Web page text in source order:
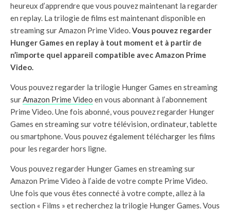
heureux d’apprendre que vous pouvez maintenant la regarder
en replay. La trilogie de films est maintenant disponible en
streaming sur Amazon Prime Video.Vous pouvez regarder
Hunger Games en replay à tout moment et à partir de
n’importe quel appareil compatible avec Amazon Prime
Video.
Vous pouvez regarder la trilogie Hunger Games en streaming
surAmazon Prime Video en vous abonnant à l’abonnement
Prime Video. Une fois abonné, vous pouvez regarder Hunger
Games en streaming sur votre télévision, ordinateur, tablette
ou smartphone. Vous pouvez également télécharger les films
pour les regarder hors ligne.
Vous pouvez regarder Hunger Games en streaming sur
Amazon Prime Video à l’aide de votre compte Prime Video.
Une fois que vous êtes connecté à votre compte, allez à la
section « Films » et recherchez la trilogie Hunger Games. Vous